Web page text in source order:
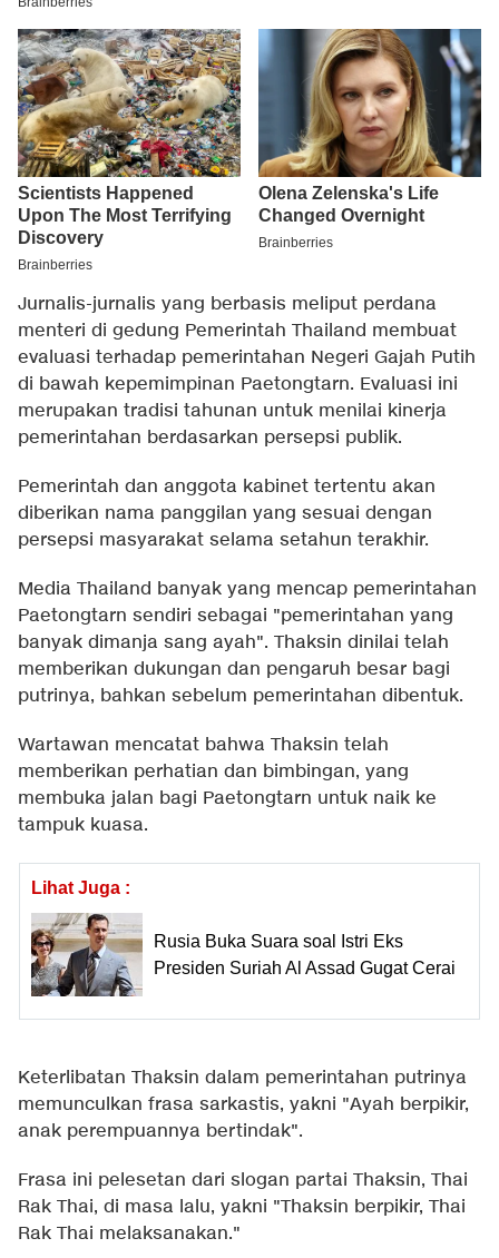
Jurnalis-jurnalis yang berbasis meliput perdana
menteri di gedung Pemerintah Thailand membuat
evaluasi terhadap pemerintahan Negeri Gajah Putih
di bawah kepemimpinan Paetongtarn. Evaluasi ini
merupakan tradisi tahunan untuk menilai kinerja
pemerintahan berdasarkan persepsi publik.
Pemerintah dan anggota kabinet tertentu akan
diberikan nama panggilan yang sesuai dengan
persepsi masyarakat selama setahun terakhir.
Media Thailand banyak yang mencap pemerintahan
Paetongtarn sendiri sebagai "pemerintahan yang
banyak dimanja sang ayah". Thaksin dinilai telah
memberikan dukungan dan pengaruh besar bagi
putrinya, bahkan sebelum pemerintahan dibentuk.
Wartawan mencatat bahwa Thaksin telah
memberikan perhatian dan bimbingan, yang
membuka jalan bagi Paetongtarn untuk naik ke
tampuk kuasa.
Lihat Juga :
Rusia Buka Suara soal Istri Eks
Presiden Suriah Al Assad Gugat Cerai
Keterlibatan Thaksin dalam pemerintahan putrinya
memunculkan frasa sarkastis, yakni "Ayah berpikir,
anak perempuannya bertindak".
Frasa ini pelesetan dari slogan partai Thaksin, Thai
Rak Thai, di masa lalu, yakni "Thaksin berpikir, Thai
Rak Thai melaksanakan."